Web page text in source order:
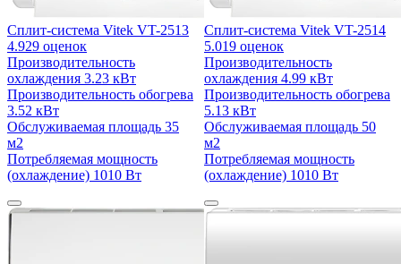
Сплит-система Vitek VT-2513
4.929 оценок
Производительность
охлаждения 3.23 кВт
Производительность обогрева
3.52 кВт
Обслуживаемая площадь 35
м2
Потребляемая мощность
(охлаждение) 1010 Вт
Сплит-система Vitek VT-2514
5.019 оценок
Производительность
охлаждения 4.99 кВт
Производительность обогрева
5.13 кВт
Обслуживаемая площадь 50
м2
Потребляемая мощность
(охлаждение) 1010 Вт